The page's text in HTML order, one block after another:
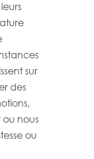
sur
des
ou nous
ou